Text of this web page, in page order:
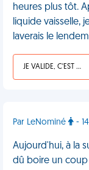
heures plus tôt.
liquide vaisselle,
laverais le
JE VALIDE, C'EST UNE VDM
Par LeNominé -
Aujourd'hui, à la
dû boire un coup